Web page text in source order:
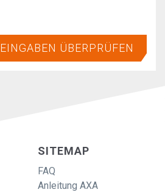
EINGABEN ÜBERPRÜFEN
SITEMAP
FAQ
Anleitung AXA